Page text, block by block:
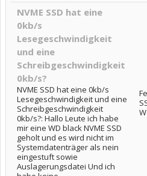
NVME SSD hat eine
0kb/s
Lesegeschwindigkeit
und eine
Schreibgeschwindigkeit
0kb/s?
NVME SSD hat eine 0kb/s
Lesegeschwindigkeit und eine
Schreibgeschwindigkeit
0kb/s?: Hallo Leute ich habe
mir eine WD black NVME SSD
geholt und es wird nicht im
Systemdatenträger als nein
eingestuft sowie
Auslagerungsdatei Und ich